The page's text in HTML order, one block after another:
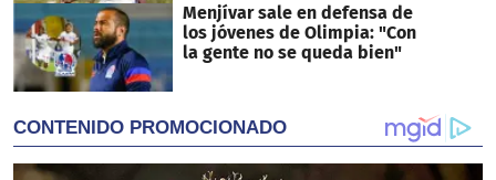
Menjívar sale en defensa de
los jóvenes de Olimpia: "Con
la gente no se queda bien"